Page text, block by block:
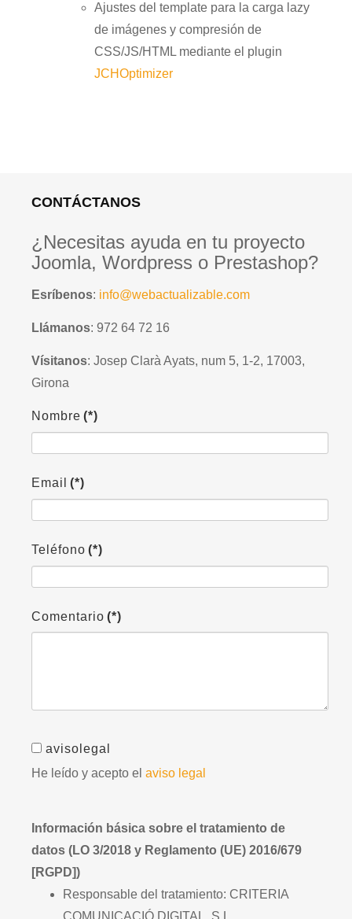
Ajustes del template para la carga lazy
de imágenes y compresión de
CSS/JS/HTML mediante el plugin
JCHOptimizer
CONTÁCTANOS
¿Necesitas ayuda en tu proyecto
Joomla, Wordpress o Prestashop?
Esríbenos: info@webactualizable.com
Llámanos: 972 64 72 16
Vísitanos: Josep Clarà Ayats, num 5, 1-2, 17003,
Girona
Nombre (*)
Email (*)
Teléfono (*)
Comentario (*)
avisolegal
He leído y acepto el aviso legal
Información básica sobre el tratamiento de
datos (LO 3/2018 y Reglamento (UE) 2016/679
[RGPD])
Responsable del tratamiento: CRITERIA